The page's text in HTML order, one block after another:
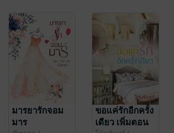
มารยารักจอม
มาร
ขอแค่รักอีกครั้ง
เดียว เพิ่มตอน